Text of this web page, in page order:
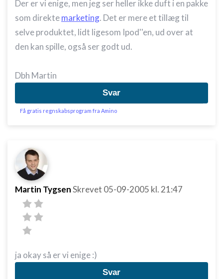
Der er vi enige, men jeg ser heller ikke duft i en pakke
som direktemarketing. Det er mere et tillæg til
selve produktet, lidt ligesom Ipod''en, ud over at
den kan spille, også ser godt ud.
Dbh Martin
Svar
Få gratis regnskabsprogram fra Amino
Martin TygsenSkrevet 05-09-2005 kl. 21:47
ja okay så er vi enige :)
Svar